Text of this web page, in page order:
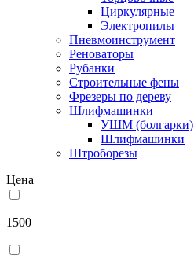
Циркулярные
Электропилы
Пневмоинструмент
Реноваторы
Рубанки
Строительные фены
Фрезеры по дереву
Шлифмашинки
УШМ (болгарки)
Шлифмашинки
Штроборезы
Цена
1500